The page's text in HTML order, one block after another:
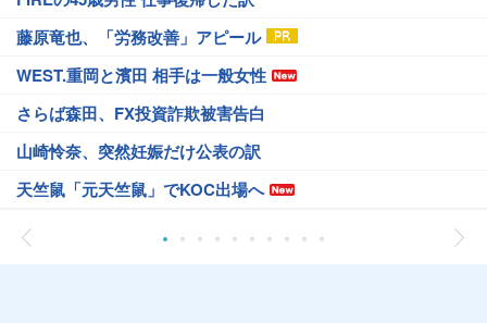
藤原竜也、「労務改善」アピール
WEST.重岡と濱田 相手は一般女性
さらば森田、FX投資詐欺被害告白
山崎怜奈、突然妊娠だけ公表の訳
天竺鼠「元天竺鼠」でKOC出場へ